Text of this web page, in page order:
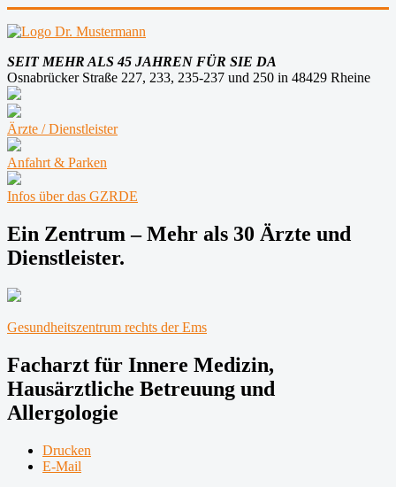
SEIT MEHR ALS 45 JAHREN FÜR SIE DA
Osnabrücker Straße 227, 233, 235-237 und 250 in 48429 Rheine
Ärzte / Dienstleister
Anfahrt & Parken
Infos über das GZRDE
Ein Zentrum – Mehr als 30 Ärzte und
Dienstleister.
Gesundheitszentrum rechts der Ems
Facharzt für Innere Medizin,
Hausärztliche Betreuung und
Allergologie
Drucken
E-Mail